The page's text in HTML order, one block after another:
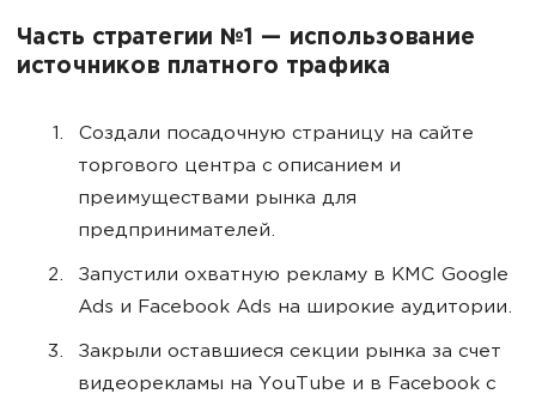
Часть стратегии №1 — использование
источников платного трафика
Создали посадочную страницу на сайте
торгового центра с описанием и
преимуществами рынка для
предпринимателей.
Запустили охватную рекламу в КМС Google
Ads и Facebook Ads на широкие аудитории.
Закрыли оставшиеся секции рынка за счет
видеорекламы на YouTube и в Facebook с